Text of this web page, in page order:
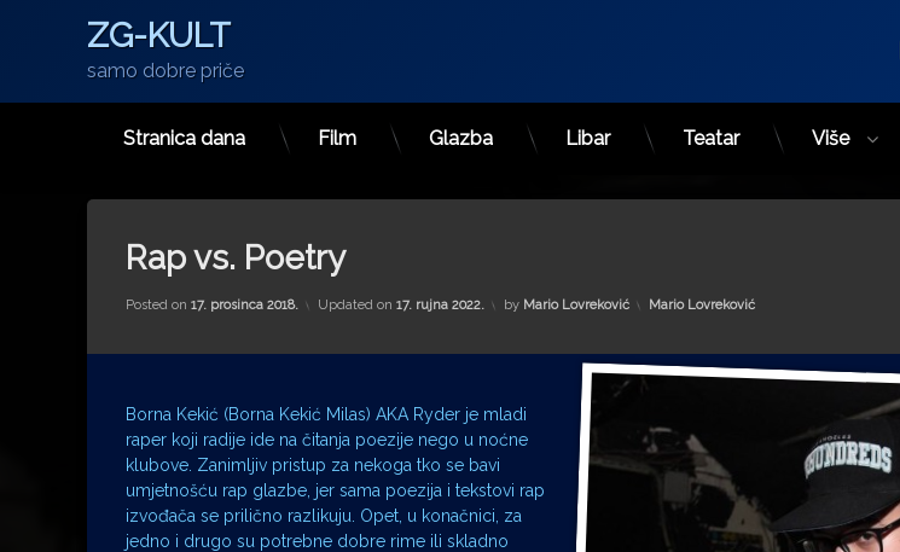
ZG-KULT
samo dobre priče
Stranica dana Film Glazba Libar Teatar Više
Rap vs. Poetry
Posted on 17. prosinca 2018. Updated on 17. rujna 2022. by Mario Lovreković Kategorije:
Mario Lovreković
Borna Kekić (Borna Kekić Milas) AKA Ryder je mladi
raper koji radije ide na čitanja poezije nego u noćne
klubove. Zanimljiv pristup za nekoga tko se bavi
umjetnošću rap glazbe, jer sama poezija i tekstovi rap
izvođača se prilično razlikuju. Opet, u konačnici, za
jedno i drugo su potrebne dobre rime ili skladno